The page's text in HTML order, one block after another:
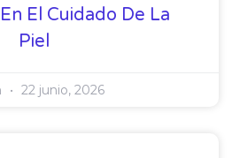
El Cuidado De La
Piel
22 junio, 2026